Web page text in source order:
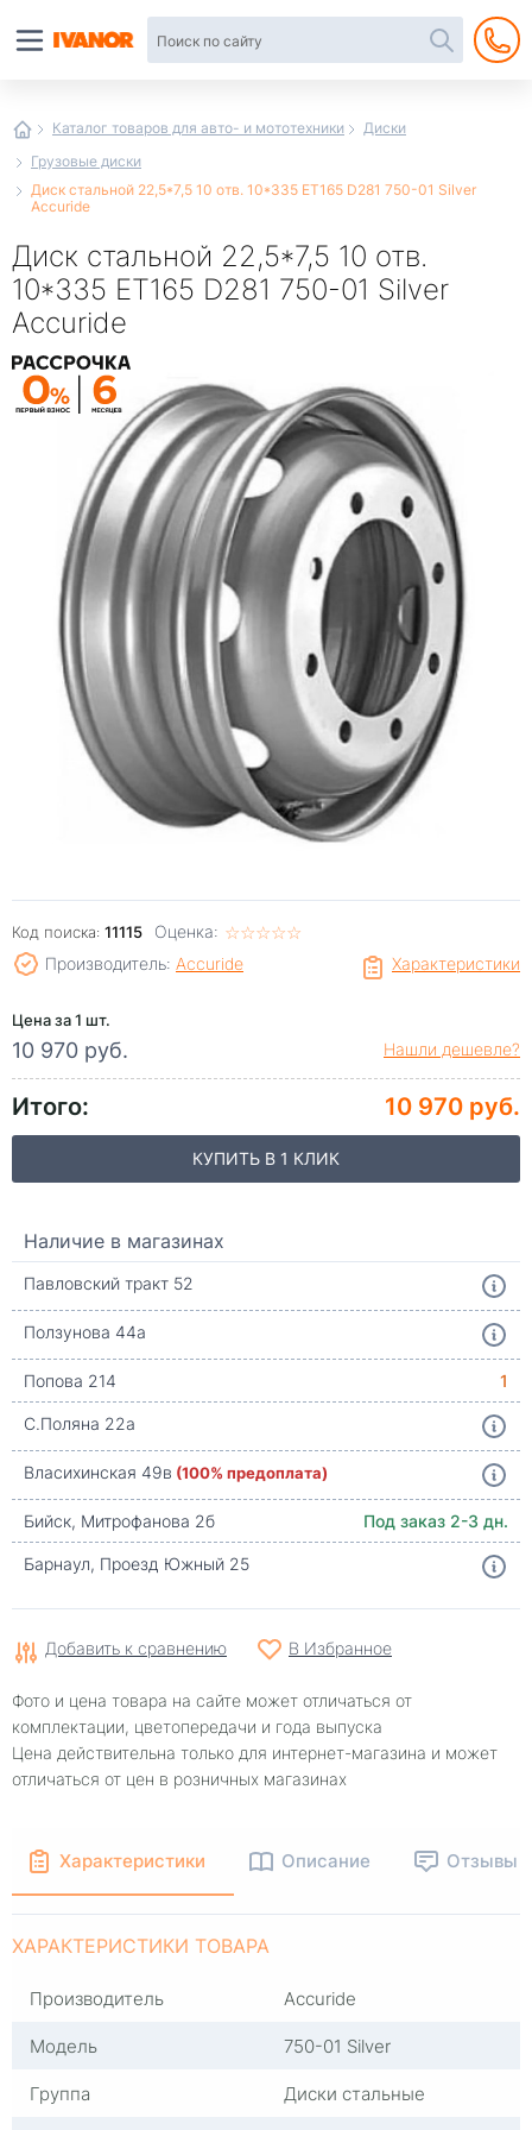
Каталог товаров для авто- и мототехники
Диски
Грузовые диски
Диск стальной 22,5*7,5 10 отв. 10*335 ЕТ165 D281 750-01 Silver
Accuride
Диск стальной 22,5*7,5 10 отв.
10*335 ЕТ165 D281 750-01 Silver
Accuride
Код поиска: 11115 Оценка: ☆☆☆☆☆
★★★★★
Характеристики
Производитель: Accuride
Цена за 1 шт.
10 970 руб. Нашли дешевле?
Итого: 10 970 руб.
КУПИТЬ В 1 КЛИК
Наличие в магазинах
Павловский тракт 52
Ползунова 44а
Попова 214
1
С.Поляна 22а
Власихинская 49в (100% предоплата)
Бийск, Митрофанова 2б
Под заказ 2-3 дн.
Барнаул, Проезд Южный 25
Добавить к сравнению В Избранное
Фото и цена товара на сайте может отличаться от
комплектации, цветопередачи и года выпуска
Цена действительна только для интернет-магазина и может
отличаться от цен в розничных магазинах
Характеристики Описание Отзывы
ХАРАКТЕРИСТИКИ ТОВАРА
Производитель
Accuride
Модель
750-01 Silver
Группа
Диски стальные
интернет-